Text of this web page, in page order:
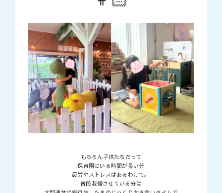
もちろん子供たちだって
保育園にいる時間が長い分
疲労やストレスはあるわけで。
普段我慢させている分は